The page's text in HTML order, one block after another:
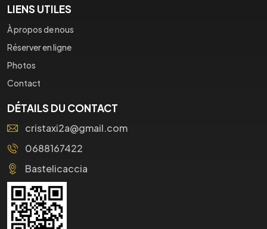
LIENS UTILES
À propos de nous
Réserver en ligne
Photos
Contact
DÉTAILS DU CONTACT
cristaxi2a@gmail.com
0688167422
Bastelicaccia